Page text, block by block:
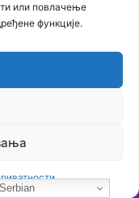
или повлачење
функције.
Serbian